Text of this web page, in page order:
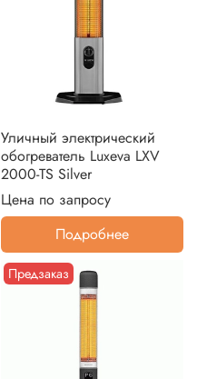
Уличный электрический
обогреватель Luxeva LXV
2000-TS Silver
Цена по запросу
Подробнее
Предзаказ